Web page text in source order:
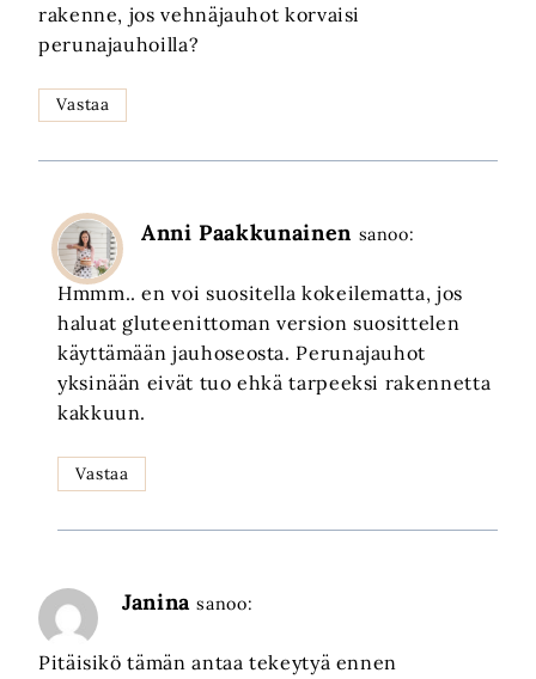
rakenne, jos vehnäjauhot korvaisi
perunajauhoilla?
Vastaa
Anni Paakkunainen sanoo:
Hmmm.. en voi suositella kokeilematta, jos
haluat gluteenittoman version suosittelen
käyttämään jauhoseosta. Perunajauhot
yksinään eivät tuo ehkä tarpeeksi rakennetta
kakkuun.
Vastaa
Janina sanoo:
Pitäisikö tämän antaa tekeytyä ennen